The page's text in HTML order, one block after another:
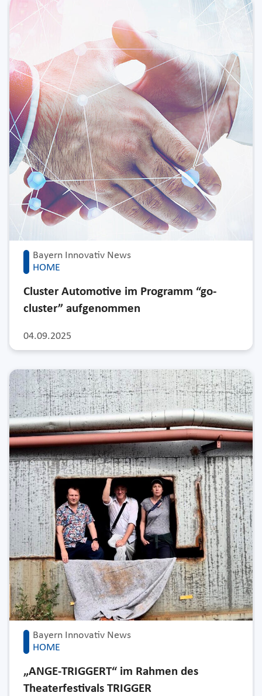
Bayern Innovativ News
HOME
04.09.2025
Cluster Automotive im Programm “go-
cluster” aufgenommen
Bayern Innovativ News
HOME
„ANGE-TRIGGERT“ im Rahmen des
Theaterfestivals TRIGGER